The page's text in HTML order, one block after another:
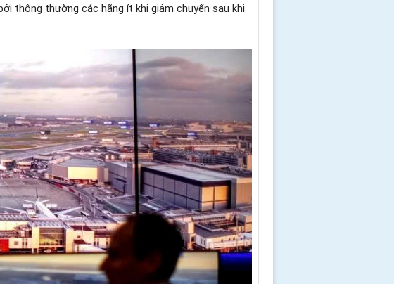
thông thường các hãng ít khi giảm chuyến sau khi